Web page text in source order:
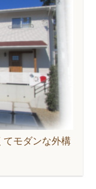
てモダンな外構